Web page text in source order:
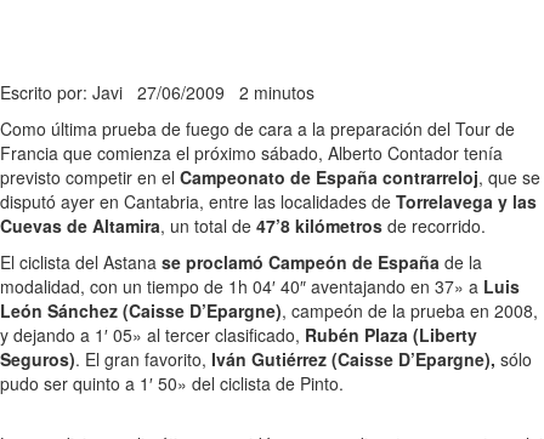
Escrito por: Javi 27/06/2009 2 minutos
Como última prueba de fuego de cara a la preparación del Tour de
Francia que comienza el próximo sábado, Alberto Contador tenía
previsto competir en el Campeonato de España contrarreloj, que se
disputó ayer en Cantabria, entre las localidades de Torrelavega y las
Cuevas de Altamira, un total de 47’8 kilómetros de recorrido.
El ciclista del Astana se proclamó Campeón de España de la
modalidad, con un tiempo de 1h 04′ 40″ aventajando en 37» a Luis
León Sánchez (Caisse D’Epargne), campeón de la prueba en 2008,
y dejando a 1′ 05» al tercer clasificado, Rubén Plaza (Liberty
Seguros). El gran favorito, Iván Gutiérrez (Caisse D’Epargne), sólo
pudo ser quinto a 1′ 50» del ciclista de Pinto.